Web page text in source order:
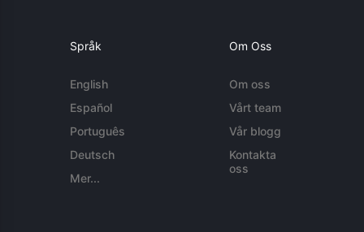
Språk
English
Español
Português
Deutsch
Mer...
Om Oss
Om oss
Vårt team
Vår blogg
Kontakta
oss